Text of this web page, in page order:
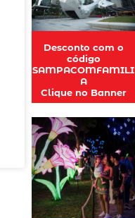
Desconto com o
código
SAMPACOMFAMILI
A
Clique no Banner